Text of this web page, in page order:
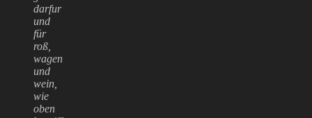
darfur
und
für
roß,
wagen
und
wein,
wie
oben